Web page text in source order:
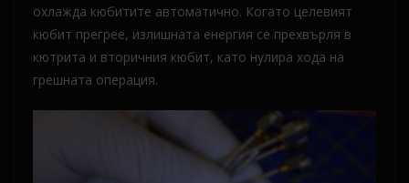
охлажда кюбитите автоматично. Когато целевият
кюбит прегрее, излишната енергия се прехвърля в
кютрита и вторичния кюбит, като нулира хода на
грешната операция.